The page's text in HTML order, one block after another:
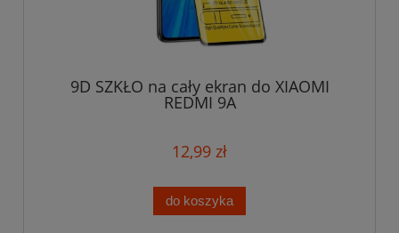
9D SZKŁO na cały ekran do XIAOMI
REDMI 9A
12,99 zł
do koszyka